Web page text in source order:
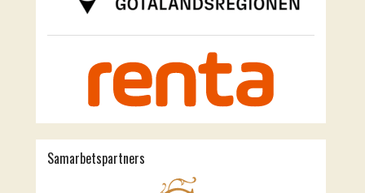
Samarbetspartners